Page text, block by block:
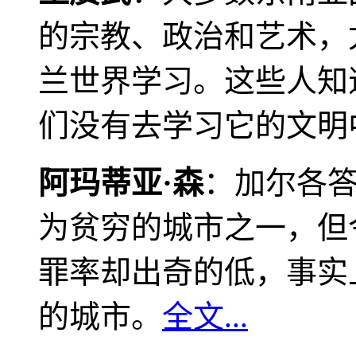
的宗教、政治和艺术
兰世界学习。这些人
们没有去学习它的文
阿玛蒂亚·森：加尔各
为贫穷的城市之一，
罪率却出奇的低，事
的城市。 全文...